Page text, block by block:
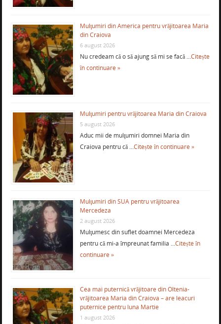
Mulţumiri din America pentru vrăjitoarea Maria
din Craiova
6 august 2026
Nu credeam că o să ajung să mi se facă …Citește
în continuare »
Mulţumiri pentru vrăjitoarea Maria din Craiova
5 august 2026
Aduc mii de mulţumiri domnei Maria din
Craiova pentru că …Citește în continuare »
Mulţumiri din SUA pentru vrăjitoarea
Mercedeza
2 august 2026
Mulţumesc din suflet doamnei Mercedeza
pentru că mi-a împreunat familia …Citește în
continuare »
Cea mai puternică vrăjitoare din Oltenia-
vrăjitoarea Maria din Craiova – are leacuri
puternice pentru luna Martie
1 august 2026